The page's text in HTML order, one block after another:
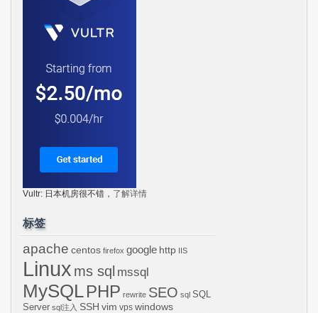
Vultr: 日本机房很不错， 了解详情
标签
apache centos firefox google http IIS
Linux ms sql mssql
MySQLPHP rewrite SEO sql SQL
Server sql注入 SSH vim vps windows